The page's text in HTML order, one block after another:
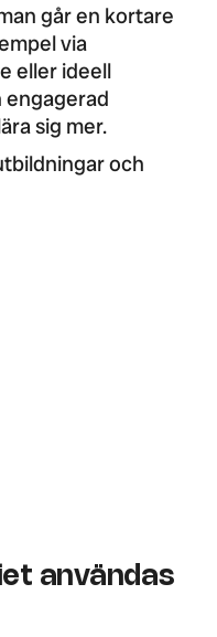
går en kortare
via
eller ideell
engagerad
sig mer.
och
användas